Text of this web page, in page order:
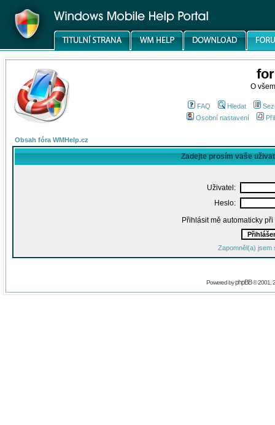
O
FAQ Hledat
Osobní nastavení
Obsah fóra WMHelp.cz
Zadejte prosím vaše
Uživatel:
Heslo:
Přihlásit mě automaticky
Zapomněl(a) jsem
Powered byphpBB© 2001,